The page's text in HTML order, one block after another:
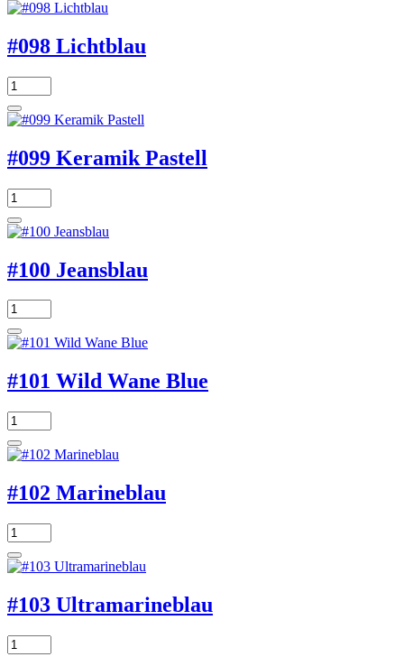
#098 Lichtblau
#099 Keramik Pastell
#100 Jeansblau
#101 Wild Wane Blue
#102 Marineblau
#103 Ultramarineblau